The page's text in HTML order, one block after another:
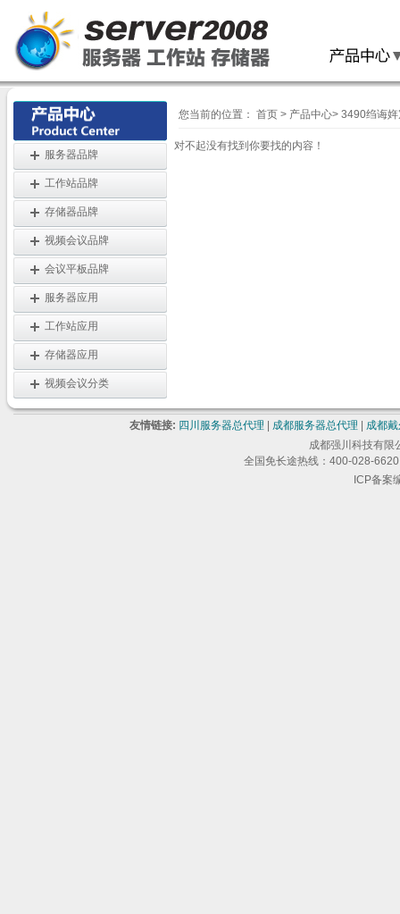
服务器品牌
工作站品牌
存储器品牌
视频会议品牌
会议平板品牌
服务器应用
工作站应用
存储器应用
视频会议分类
您当前的位置： 首页 > 产品中心> 3490绉诲
对不起没有找到你要找的内容！
友情链接: 四川服务器总代理 成都服务器总代理
成都
成都强川科技有限
全国免长途热线：400-028-
ICP备案